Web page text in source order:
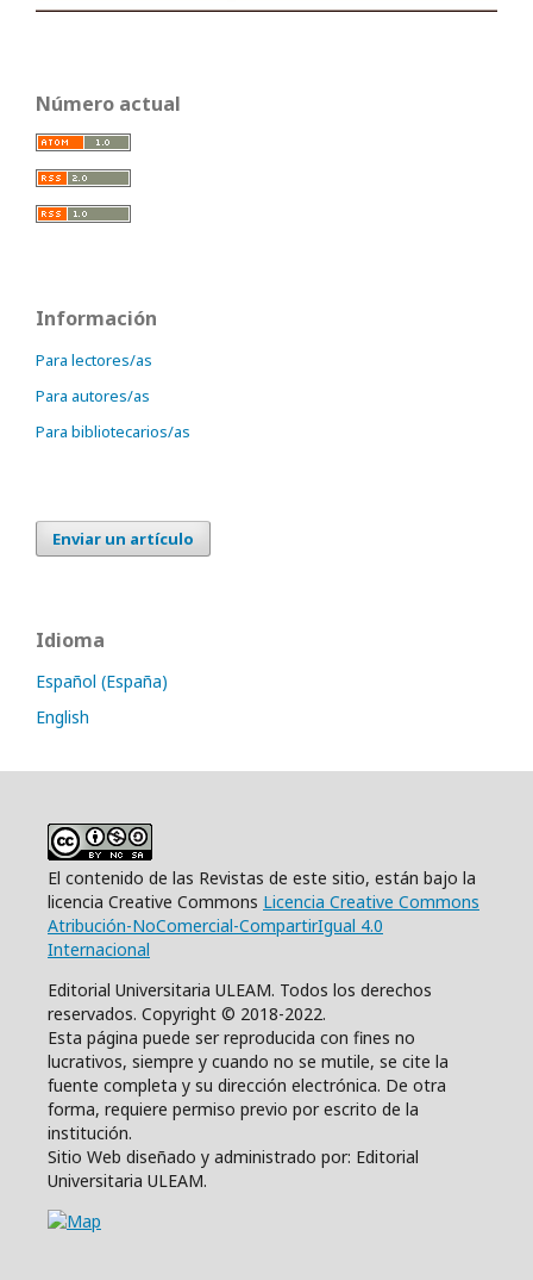
Número actual
Información
Para lectores/as
Para autores/as
Para bibliotecarios/as
Enviar un artículo
Idioma
Español (España)
English
El contenido de las Revistas de este sitio, están bajo la
licencia Creative Commons Licencia Creative Commons
Atribución-NoComercial-CompartirIgual 4.0
Internacional
Editorial Universitaria ULEAM. Todos los derechos
reservados. Copyright © 2018-2022.
Esta página puede ser reproducida con fines no
lucrativos, siempre y cuando no se mutile, se cite la
fuente completa y su dirección electrónica. De otra
forma, requiere permiso previo por escrito de la
institución.
Sitio Web diseñado y administrado por: Editorial
Universitaria ULEAM.